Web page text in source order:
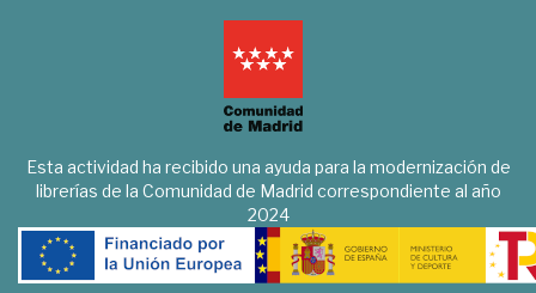
Esta actividad ha recibido una ayuda para la modernización de
librerías de la Comunidad de Madrid correspondiente al año
2024